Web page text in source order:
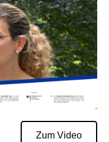
Zum Video